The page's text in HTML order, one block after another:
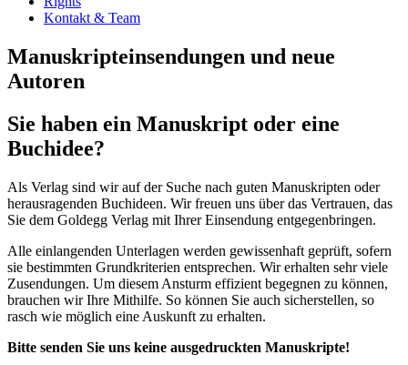
Kontakt & Team
Manuskripteinsendungen und neue
Autoren
Sie haben ein Manuskript oder eine
Buchidee?
Als Verlag sind wir auf der Suche nach guten Manuskripten oder
herausragenden Buchideen. Wir freuen uns über das Vertrauen, das
Sie dem Goldegg Verlag mit Ihrer Einsendung entgegenbringen.
Alle einlangenden Unterlagen werden gewissenhaft geprüft, sofern
sie bestimmten Grundkriterien entsprechen. Wir erhalten sehr viele
Zusendungen. Um diesem Ansturm effizient begegnen zu können,
brauchen wir Ihre Mithilfe. So können Sie auch sicherstellen, so
rasch wie möglich eine Auskunft zu erhalten.
Bitte senden Sie uns keine ausgedruckten Manuskripte!